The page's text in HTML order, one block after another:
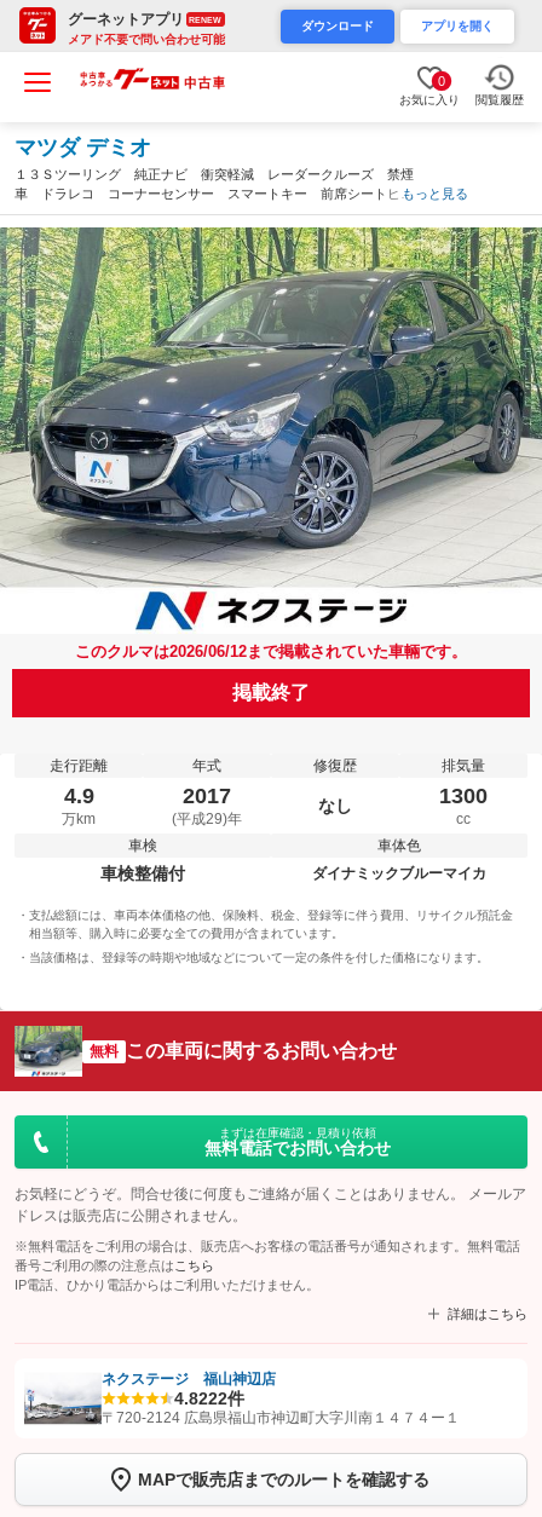
グーネットアプリ RENEW
メアド不要で問い合わせ可能
ダウンロード アプリを開く
0
お気に入り 閲覧履歴
マツダ デミオ
１３Ｓツーリング 純正ナビ 衝突軽減 レーダークルーズ 禁煙
車 ドラレコ コーナーセンサー スマートキー 前席シートヒー
ター ＬＥＤヘッド オートハイビーム 車線逸脱警報 Ｂｌｕｅ
ｔｏｏｔｈ（広島県）
もっと見る
このクルマは2026/06/12まで掲載されていた車輛です。
掲載終了
走行距離
4.9
万km
年式
2017
(平成29)年
修復歴
なし
排気量
1300
cc
車検
車検整備付
車体色
ダイナミックブルーマイカ
支払総額には、車両本体価格の他、保険料、税金、登録等に伴う費用、リサイクル預託金
相当額等、購入時に必要な全ての費用が含まれています。
当該価格は、登録等の時期や地域などについて一定の条件を付した価格になります。
無料 この車両に関するお問い合わせ
まずは在庫確認・見積り依頼
無料電話でお問い合わせ
お気軽にどうぞ。問合せ後に何度もご連絡が届くことはありません。 メールア
ドレスは販売店に公開されません。
※無料電話をご利用の場合は、販売店へお客様の電話番号が通知されます。無料電話
番号ご利用の際の注意点は こちら
IP電話、ひかり電話からはご利用いただけません。
詳細はこちら
【STEP1】認証画面でグーネットを友だち追加してから「許可する」ボタンを押
トーク画面で
ボタンをタップして問い合わせを
完了してください。
ネクステージ 福山神辺店
4.8222件
〒720-2124 広島県福山市神辺町大字川南１４７４ー１
MAPで販売店までのルートを確認する